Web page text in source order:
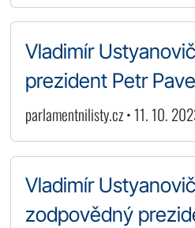
Vladimír
prezident Petr
parlamentnilisty.cz • 11. 10.
Vladimír
zodpovědný